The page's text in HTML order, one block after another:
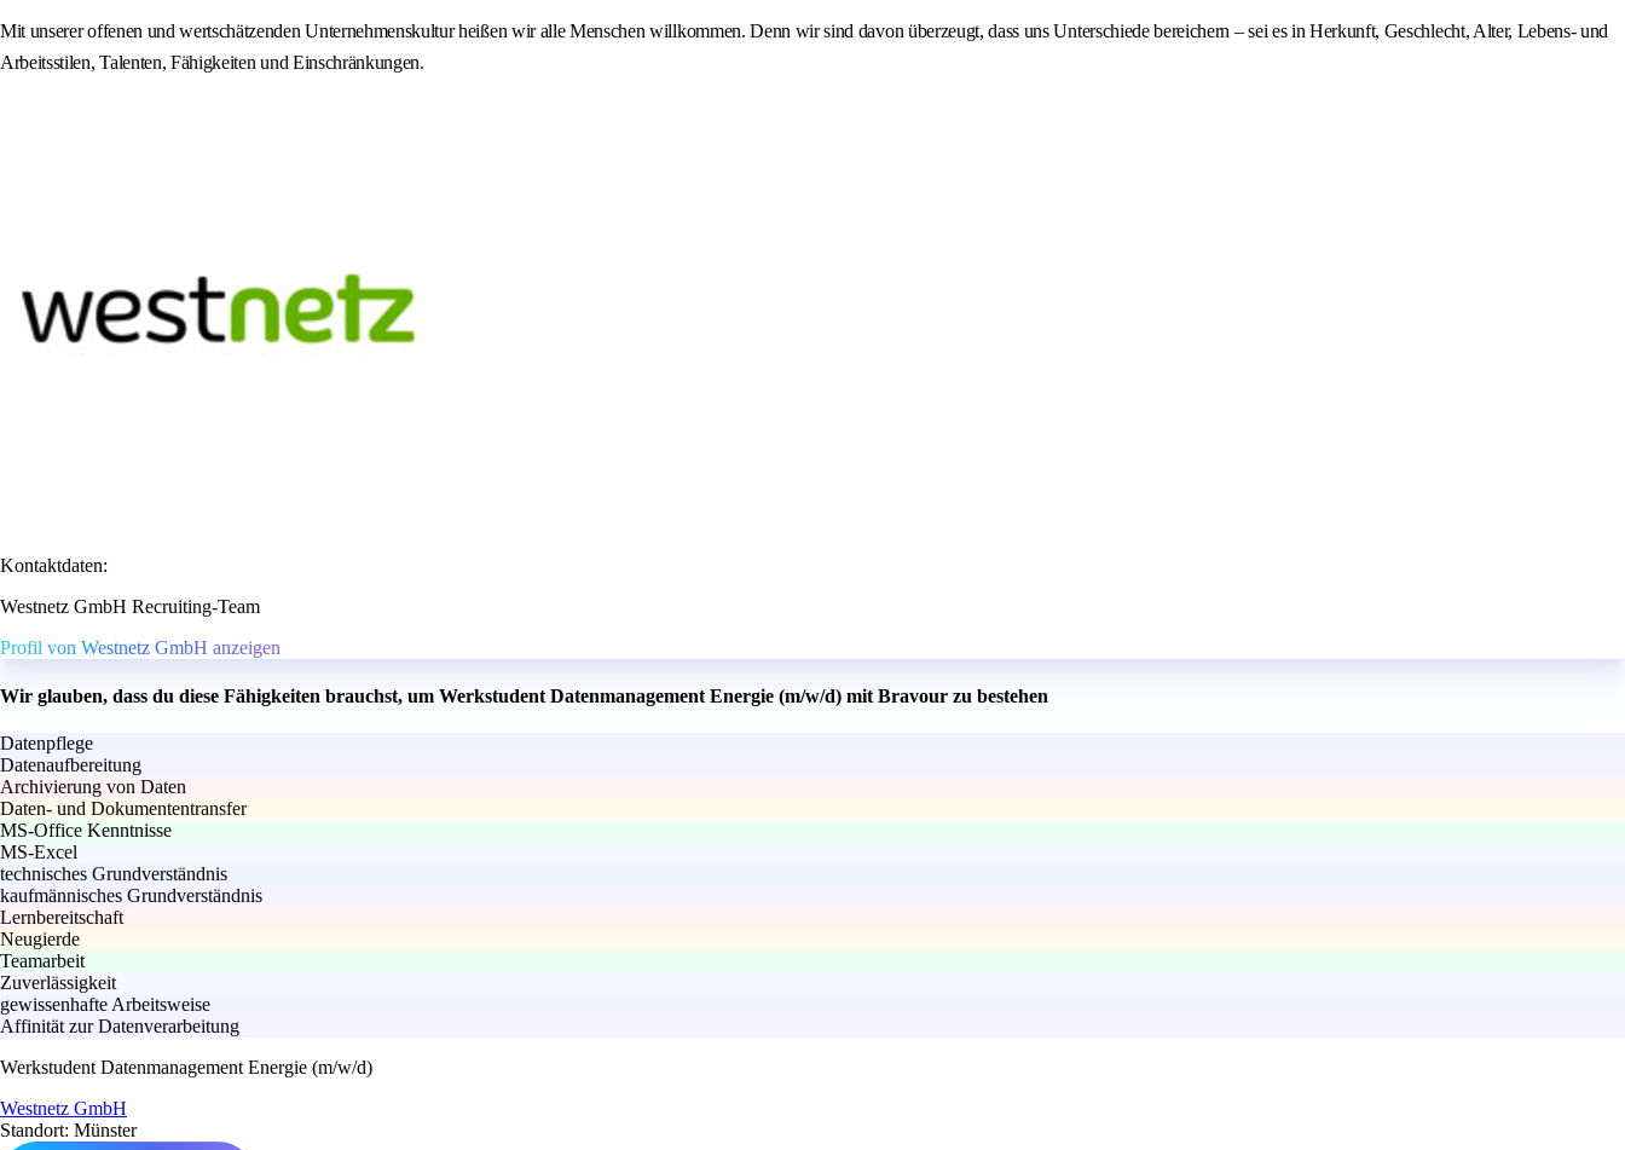
Mit unserer offenen und wertschätzenden Unternehmenskultur heißen wir alle Menschen willkommen. Denn wir sind davon überzeugt, dass uns Unterschiede bereichern – sei es in Herkunft, Geschlecht, Alter, Lebens- und
Arbeitsstilen, Talenten, Fähigkeiten und Einschränkungen.
Kontaktdaten:
Westnetz GmbH Recruiting-Team
Profil von Westnetz GmbH anzeigen
Wir glauben, dass du diese Fähigkeiten brauchst, um Werkstudent Datenmanagement Energie (m/w/d) mit Bravour zu bestehen
Datenpflege
Datenaufbereitung
Archivierung von Daten
Daten- und Dokumententransfer
MS-Office Kenntnisse
MS-Excel
technisches Grundverständnis
kaufmännisches Grundverständnis
Lernbereitschaft
Neugierde
Teamarbeit
Zuverlässigkeit
gewissenhafte Arbeitsweise
Affinität zur Datenverarbeitung
Werkstudent Datenmanagement Energie (m/w/d)
Westnetz GmbH
Standort: Münster